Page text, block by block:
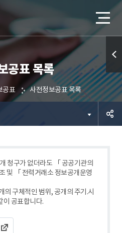
공표 목록
공표 사전정보공표 목록
청구가 없더라도 「 공공기관의
및 「 전력거래소 정보공개운영
의 구체적인 범위, 공개의 주기.시
이 공표합니다.
퀵메
뉴 열
기